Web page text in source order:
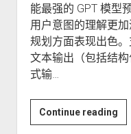
能最强的 GPT 模型
用户意图的理解更
规划方面表现出色
文本输出（包括结
式输…
Continue reading极
客